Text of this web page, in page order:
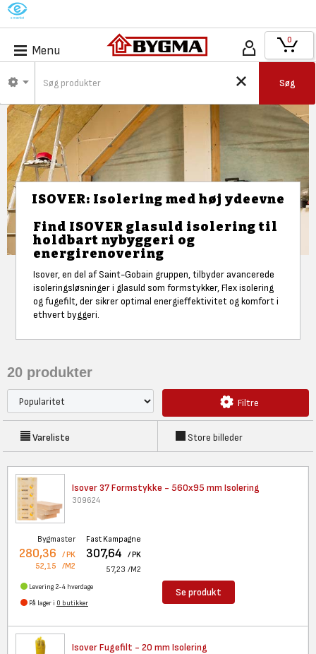
M
Menu
Søg
0
ISOVER: Isolering med høj ydeevne
Find ISOVER glasuld isolering til
holdbart nybyggeri og
energirenovering
Isover, en del af Saint-Gobain gruppen, tilbyder avancerede
isoleringsløsninger i glasuld som formstykker, Flex isolering
og fugefilt, der sikrer optimal energieffektivitet og komfort i
ethvert byggeri.
20 produkter
Filtre
Vareliste Store billeder
Isover 37 Formstykke - 560x95 mm Isolering
309624
Bygmaster
280,36 / PK
52,15 /M2
Fast Kampagne
307,64 / PK
57,23 /M2
Levering 2-4 hverdage
På lager i 0 butikker
Se produkt
Isover Fugefilt - 20 mm Isolering